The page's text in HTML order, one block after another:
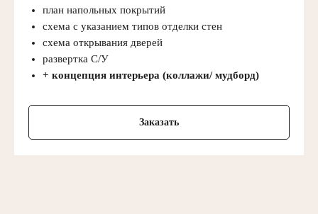
план напольных покрытий
схема с указанием типов отделки стен
схема открывания дверей
развертка С/У
+ концепция интерьера (коллажи/ мудборд)
Заказать